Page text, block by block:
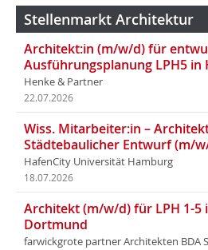
Stellenmarkt Architektur
Architekt:in (m/w/d) für
Ausführungsplanung LPH5 in
Henke & Partner
22.07.2026
Wiss. Mitarbeiter:in –
Städtebaulicher Entwurf (m/
HafenCity Universität Hamburg
18.07.2026
Architekt (m/w/d) für LPH 1-5
Dortmund
farwickgrote partner Architekten BDA